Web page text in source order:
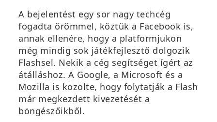
A bejelentést egy sor nagy techcég
fogadta örömmel, köztük a Facebook is,
annak ellenére, hogy a platformjukon
még mindig sok játékfejlesztő dolgozik
Flashsel. Nekik a cég segítséget ígért az
átálláshoz. A Google, a Microsoft és a
Mozilla is közölte, hogy folytatják a Flash
már megkezdett kivezetését a
böngészőikből.